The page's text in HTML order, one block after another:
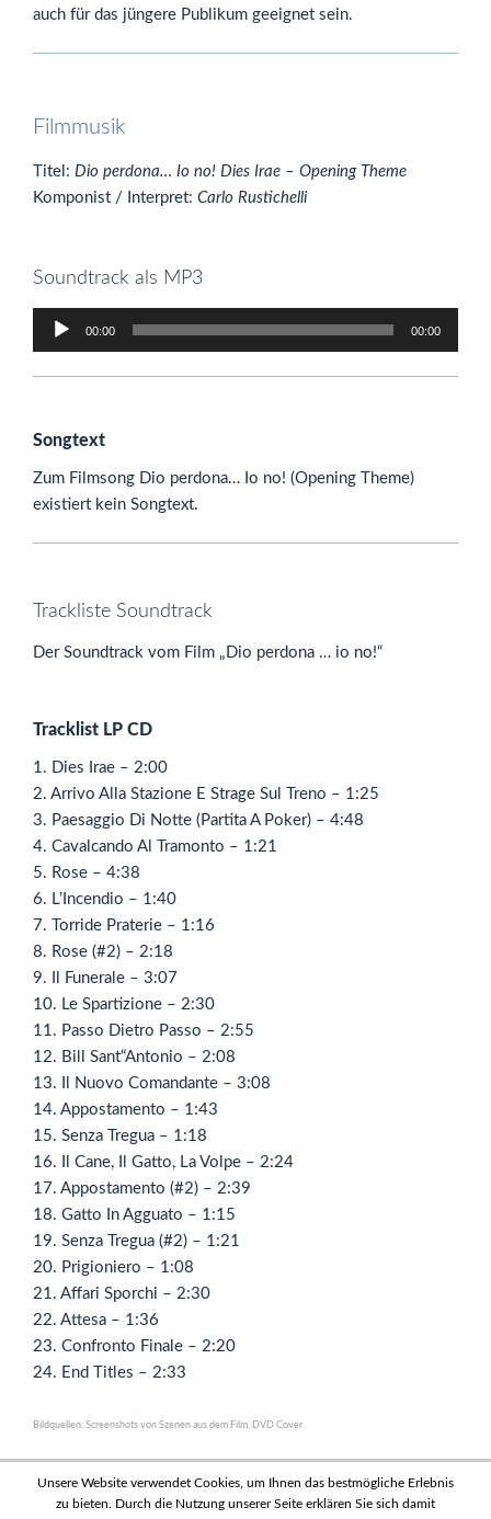
auch für das jüngere Publikum geeignet sein.
Filmmusik
Titel: Dio perdona… Io no! Dies Irae – Opening Theme
Komponist / Interpret: Carlo Rustichelli
Soundtrack als MP3
Audio-
00:00 00:00
Songtext
Zum Filmsong Dio perdona… Io no! (Opening Theme)
existiert kein Songtext.
Trackliste Soundtrack
Der Soundtrack vom Film „Dio perdona … io no!“
Tracklist LP CD
1. Dies Irae – 2:00
2. Arrivo Alla Stazione E Strage Sul Treno – 1:25
3. Paesaggio Di Notte (Partita A Poker) – 4:48
4. Cavalcando Al Tramonto – 1:21
5. Rose – 4:38
6. L’Incendio – 1:40
7. Torride Praterie – 1:16
8. Rose (#2) – 2:18
9. Il Funerale – 3:07
10. Le Spartizione – 2:30
11. Passo Dietro Passo – 2:55
12. Bill Sant“Antonio – 2:08
13. Il Nuovo Comandante – 3:08
14. Appostamento – 1:43
15. Senza Tregua – 1:18
16. Il Cane, Il Gatto, La Volpe – 2:24
17. Appostamento (#2) – 2:39
18. Gatto In Agguato – 1:15
19. Senza Tregua (#2) – 1:21
20. Prigioniero – 1:08
21. Affari Sporchi – 2:30
22. Attesa – 1:36
23. Confronto Finale – 2:20
24. End Titles – 2:33
Bildquellen: Screenshots von Szenen aus dem Film, DVD Cover
Unsere Website verwendet Cookies, um Ihnen das bestmögliche Erlebnis
zu bieten. Durch die Nutzung unserer Seite erklären Sie sich damit